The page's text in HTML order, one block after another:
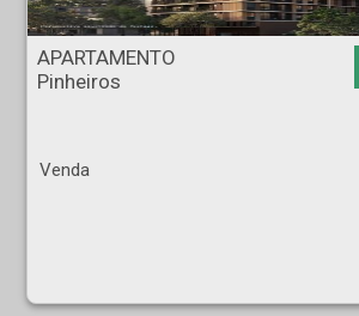
APARTAMENTO - Pinheiros - São Paulo
APARTAMENTO
Pinheiros
Venda